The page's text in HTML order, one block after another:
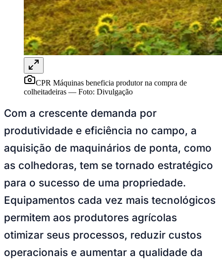
Guia Comercial
Selo Verificado
Portal Educacional
Agenda de Vestibulares
Vagas de Emprego
Concursos
Panorama Econômico
Panorama Econômico
Para Sua Empresa
Anuncie no Portal
Anunciar Vagas Novo
NFL
UFC
MLB
NHL
Atletismo
Vôlei
NBB
Competições de Futebol
CPR Máquinas beneficia produtor na compra de
colheitadeiras — Foto: Divulgação
Com a crescente demanda por
produtividade e eficiência no campo, a
aquisição de maquinários de ponta, como
as colhedoras, tem se tornado estratégico
para o sucesso de uma propriedade.
Equipamentos cada vez mais tecnológicos
permitem aos produtores agrícolas
otimizar seus processos, reduzir custos
operacionais e aumentar a qualidade da